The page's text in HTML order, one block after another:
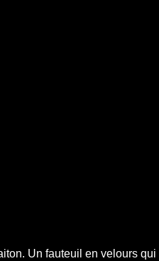
Un fauteuil en velours qui